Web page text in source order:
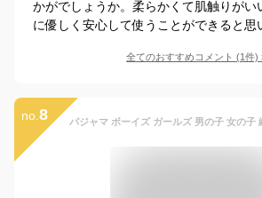
かがでしょうか。柔らかくて肌触りがい
に優しく安心して使うことができると思
全てのおすすめコメント (1件)
no. 8